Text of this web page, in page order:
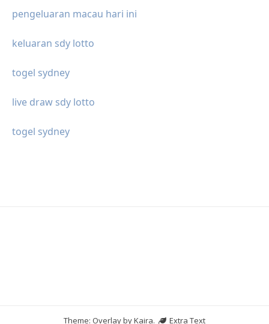
pengeluaran macau hari ini
keluaran sdy lotto
togel sydney
live draw sdy lotto
togel sydney
Theme: Overlay byKaira. Extra Text